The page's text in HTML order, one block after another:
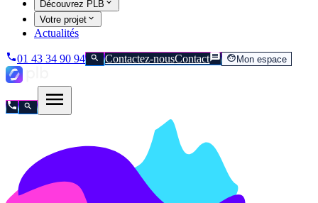
Découvrez PLB
Votre projet
Actualités
01 43 34 90 94 Contactez-nousContact Mon espace